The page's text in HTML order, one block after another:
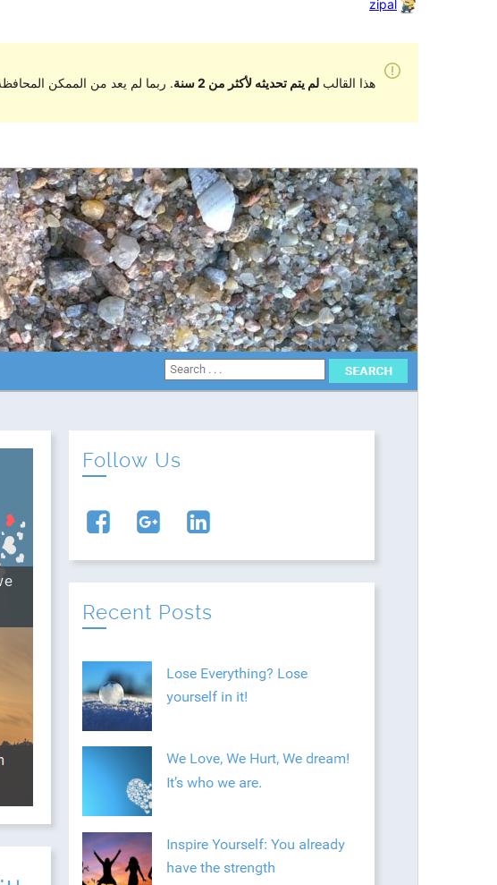
zipal
هذا القالبلم يتم تحديثه لأكثر من 2 سنة . ربما لم يعد من الممكن